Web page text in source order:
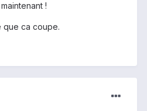
!
que ca coupe.